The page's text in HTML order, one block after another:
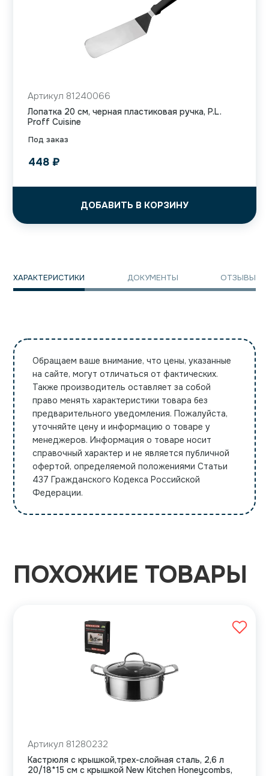
Под заказ
Артикул 81240066
Лопатка 20 см, черная пластиковая ручка, P.L.
Proff Cuisine
448 ₽
ДОБАВИТЬ В КОРЗИНУ
ХАРАКТЕРИСТИКИ ДОКУМЕНТЫ ОТЗЫВЫ
Обращаем ваше внимание, что цены, указанные
на сайте, могут отличаться от фактических.
Также производитель оставляет за собой
право менять характеристики товара без
предварительного уведомления. Пожалуйста,
уточняйте цену и информацию о товаре у
менеджеров. Информация о товаре носит
справочный характер и не является публичной
офертой, определяемой положениями Статьи
437 Гражданского Кодекса Российской
Федерации.
ПОХОЖИЕ ТОВАРЫ
Артикул 81280232
Кастрюля с крышкой,трех-слойная сталь, 2,6 л
20/18*15 см с крышкой New Kitchen Honeycombs,